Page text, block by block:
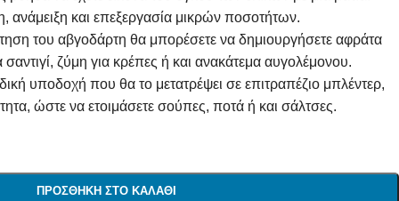
ανάμειξη και επεξεργασία μικρών ποσοτήτων.
του αβγοδάρτη θα μπορέσετε να δημιουργήσετε αφράτα
ζύμη για κρέπες ή και ανακάτεμα αυγολέμονου.
υποδοχή που θα το μετατρέψει σε επιτραπέζιο μπλέντερ,
ώστε να ετοιμάσετε σούπες, ποτά ή και σάλτσες.
ΠΡΟΣΘΉΚΗ ΣΤΟ ΚΑΛΆΘΙ